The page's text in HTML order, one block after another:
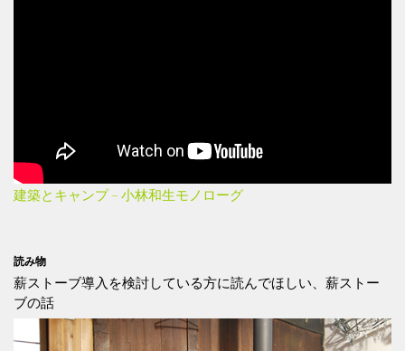
建築とキャンプ – 小林和生モノローグ
読み物
薪ストーブ導入を検討している方に読んでほしい、薪ストー
ブの話